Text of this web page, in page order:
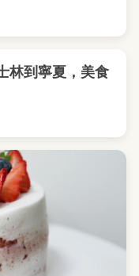
林到寧夏，美食